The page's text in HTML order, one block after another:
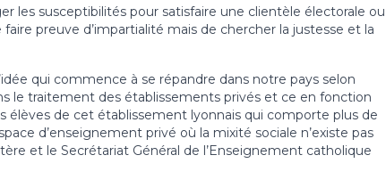
les susceptibilités pour satisfaire une clientèle électorale ou
preuve d’impartialité mais de chercher la justesse et la
qui commence à se répandre dans notre pays selon
le traitement des établissements privés et ce en fonction
élèves de cet établissement lyonnais qui comporte plus de
d’enseignement privé où la mixité sociale n’existe pas
et le Secrétariat Général de l’Enseignement catholique